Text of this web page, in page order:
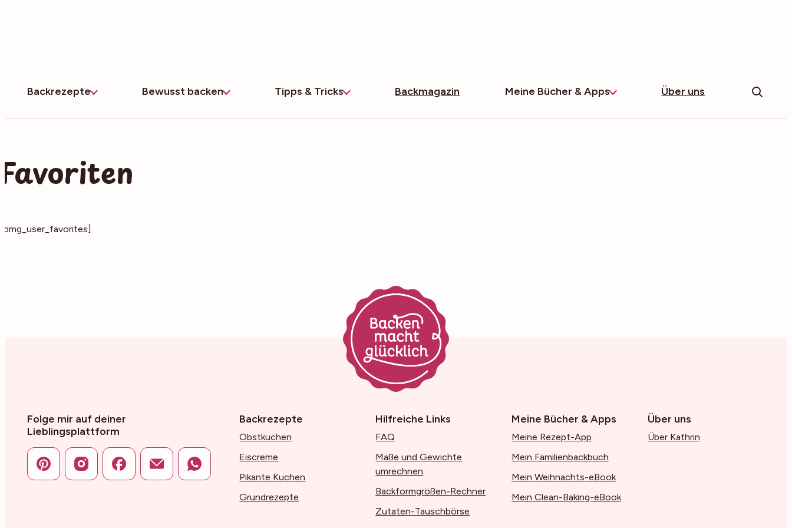
Backrezepte Bewusst backen Tipps & Tricks Backmagazin Meine Bücher & Apps Über uns
Favoriten
[bmg_user_favorites]
Folge mir auf deiner
Lieblingsplattform
Backrezepte
Obstkuchen
Eiscreme
Pikante Kuchen
Grundrezepte
Hilfreiche Links
FAQ
Maße und Gewichte
umrechnen
Backformgrößen-Rechner
Zutaten-Tauschbörse
Meine Bücher & Apps
Meine Rezept-App
Mein Familienbackbuch
Mein Weihnachts-eBook
Mein Clean-Baking-eBook
Über uns
Über Kathrin